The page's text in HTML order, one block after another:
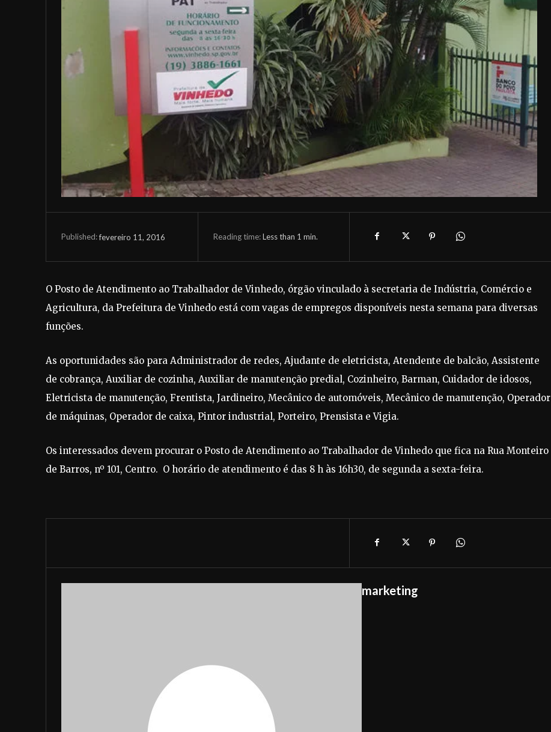
Published:fevereiro 11, 2016 Reading time:Less than 1 min.
O Posto de Atendimento ao Trabalhador de Vinhedo, órgão vinculado à secretaria de Indústria, Comércio e
Agricultura, da Prefeitura de Vinhedo está com vagas de empregos disponíveis nesta semana para diversas
funções.
As oportunidades são para Administrador de redes, Ajudante de eletricista, Atendente de balcão, Assistente
de cobrança, Auxiliar de cozinha, Auxiliar de manutenção predial, Cozinheiro, Barman, Cuidador de idosos,
Eletricista de manutenção, Frentista, Jardineiro, Mecânico de automóveis, Mecânico de manutenção, Operador
de máquinas, Operador de caixa, Pintor industrial, Porteiro, Prensista e Vigia.
Os interessados devem procurar o Posto de Atendimento ao Trabalhador de Vinhedo que fica na Rua Monteiro
de Barros, nº 101, Centro. O horário de atendimento é das 8 h às 16h30, de segunda a sexta-feira.
marketing